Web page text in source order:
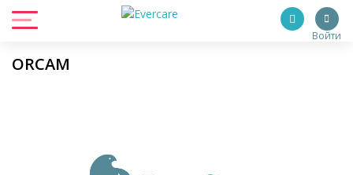
Войти
ORCAM